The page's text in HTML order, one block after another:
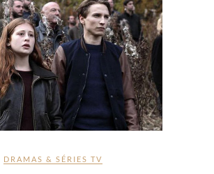
DRAMAS & SÉRIES TV